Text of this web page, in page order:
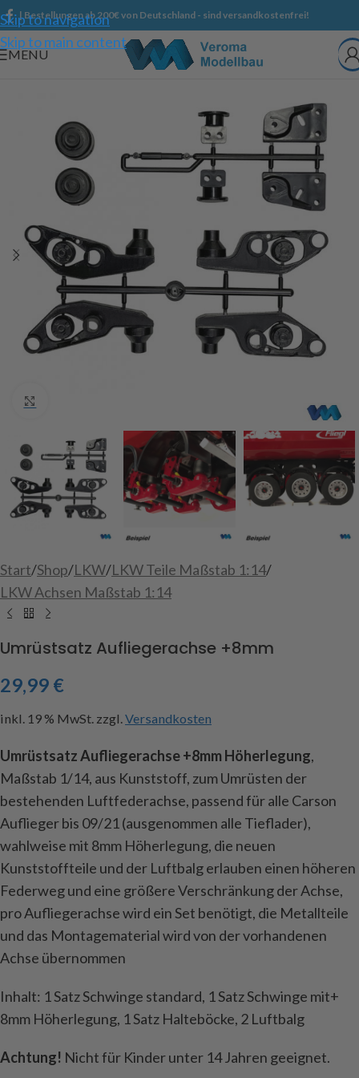
Skip to navigation
Skip to main content
| Bestellungen ab 200€ von Deutschland - sind versandkostenfrei!
MENU
Start/Shop/LKW/LKW Teile Maßstab 1:14/
LKW Achsen Maßstab 1:14
Umrüstsatz Aufliegerachse +8mm
29,99 €
inkl. 19 % MwSt. zzgl.Versandkosten
Umrüstsatz Aufliegerachse +8mm Höherlegung,
Maßstab 1/14, aus Kunststoff, zum Umrüsten der
bestehenden Luftfederachse, passend für alle Carson
Auflieger bis 09/21 (ausgenommen alle Tieflader),
wahlweise mit 8mm Höherlegung, die neuen
Kunststoffteile und der Luftbalg erlauben einen höheren
Federweg und eine größere Verschränkung der Achse,
pro Aufliegerachse wird ein Set benötigt, die Metallteile
und das Montagematerial wird von der vorhandenen
Achse übernommen
Inhalt: 1 Satz Schwinge standard, 1 Satz Schwinge mit+
8mm Höherlegung, 1 Satz Halteböcke, 2 Luftbalg
Achtung! Nicht für Kinder unter 14 Jahren geeignet.